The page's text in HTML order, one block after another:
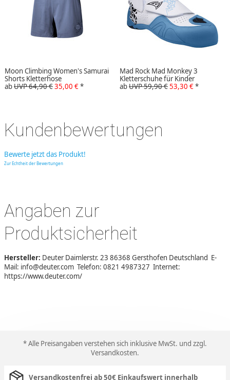
Moon Climbing Women's Samurai
Shorts Kletterhose
abUVP 64,90 €35,00 €*
Mad Rock Mad Monkey 3
Kletterschuhe für Kinder
abUVP 59,90 €53,30 €*
Kundenbewertungen
Bewerte jetzt das Produkt!
Zur Echtheit der Bewertungen
Angaben zur
Produktsicherheit
Hersteller: Deuter Daimlerstr. 23 86368 Gersthofen Deutschland E-
Mail: info@deuter.com Telefon: 0821 4987327 Internet:
https://www.deuter.com/
* Alle Preisangaben verstehen sich inklusive MwSt. und zzgl.
Versandkosten.
Versandkostenfrei ab 50€ Einkaufswert innerhalb